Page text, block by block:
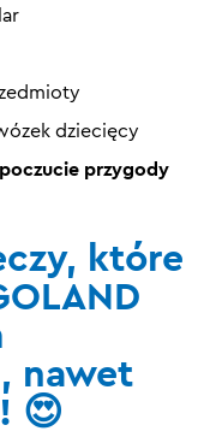
dziecięcy
przygody
które
nawet
😍